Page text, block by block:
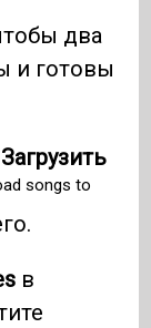
два
и готовы
Загрузить
songs to
в